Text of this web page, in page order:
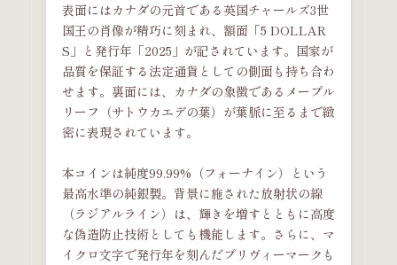
表面にはカナダの元首である英国チャールズ3世
国王の肖像が精巧に刻まれ、額面「5 DOLLAR
S」と発行年「2025」が記されています。国家が
品質を保証する法定通貨としての側面も持ち合わ
せます。裏面には、カナダの象徴であるメープル
リーフ（サトウカエデの葉）が葉脈に至るまで緻
密に表現されています。
本コインは純度99.99%（フォーナイン）という
最高水準の純銀製。背景に施された放射状の線
（ラジアルライン）は、輝きを増すとともに高度
な偽造防止技術としても機能します。さらに、マ
イクロ文字で発行年を刻んだプリヴィーマークも